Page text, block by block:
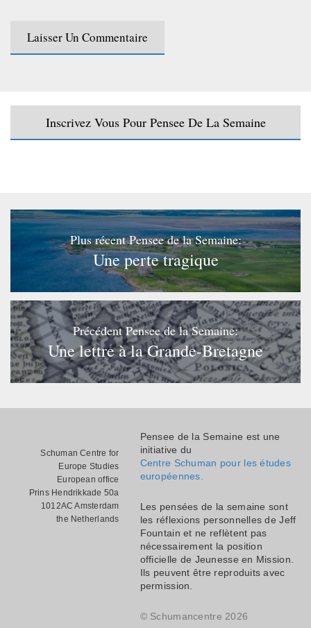
Inscrivez Vous Pour Pensee De La Semaine
Plus récent Pensee de la Semaine:
Une perte tragique
Précédent Pensee de la Semaine:
Une lettre à la Grande-Bretagne
Schuman Centre for
Europe Studies
European office
Prins Hendrikkade 50a
1012AC Amsterdam
the Netherlands
Pensee de la Semaine est une
initiative du
Centre Schuman pour les études
européennes.
Les pensées de la semaine sont
les réflexions personnelles de Jeff
Fountain et ne reflètent pas
nécessairement la position
officielle de Jeunesse en Mission.
Ils peuvent être reproduits avec
permission.
© Schumancentre 2026